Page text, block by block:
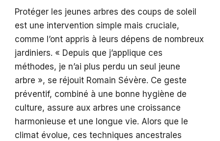
Protéger les jeunes arbres des coups de soleil
est une intervention simple mais cruciale,
comme l’ont appris à leurs dépens de nombreux
jardiniers. « Depuis que j’applique ces
méthodes, je n’ai plus perdu un seul jeune
arbre », se réjouit Romain Sévère. Ce geste
préventif, combiné à une bonne hygiène de
culture, assure aux arbres une croissance
harmonieuse et une longue vie. Alors que le
climat évolue, ces techniques ancestrales